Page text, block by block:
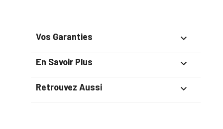
Vos Garanties 
En Savoir Plus 
Retrouvez Aussi 